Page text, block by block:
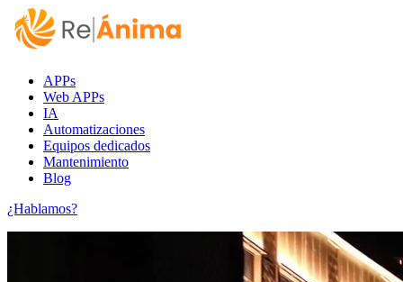
APPs
Web APPs
IA
Automatizaciones
Equipos dedicados
Mantenimiento
Blog
¿Hablamos?